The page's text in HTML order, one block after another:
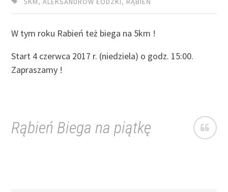
W tym roku Rabień też biega na 5km !
Start 4 czerwca 2017 r. (niedziela) o godz. 15:00.
Zapraszamy !
Rąbień Biega na piątkę